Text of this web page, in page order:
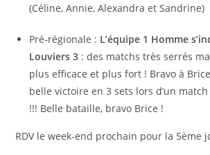
(Céline, Annie, Alexandra et Sandrine)
Pré-régionale : L’équipe 1 Homme
Louviers 3 : des matchs très serrés
plus efficace et plus fort ! Bravo à
belle victoire en 3 sets lors d’un
!!! Belle bataille, bravo Brice !
RDV le week-end prochain pour la 5ème